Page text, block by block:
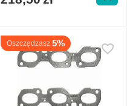
Oszczędzasz 5%